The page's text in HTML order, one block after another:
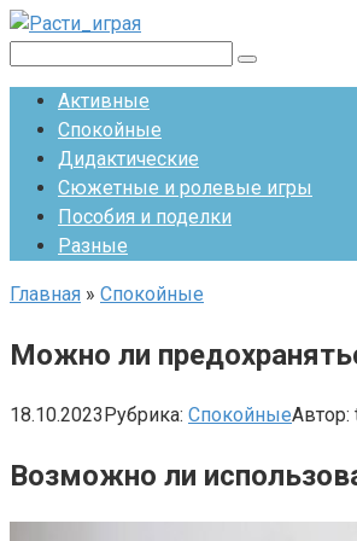
Перейти
Активные
Спокойные
Дидактические
Сюжетные и ролевые игры
Пособия и поделки
Разные
Главная » Спокойные
Можно ли
18.10.2023Рубрика: СпокойныеАвтор:
Возможно ли